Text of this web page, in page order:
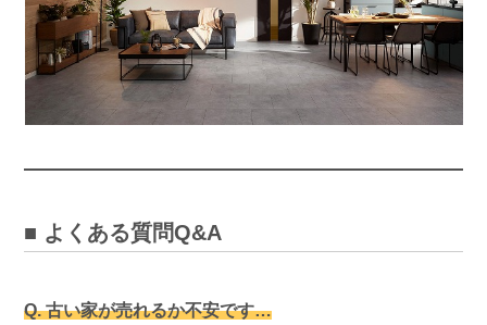
■ よくある質問Q&A
Q. 古い家が売れるか不安です…